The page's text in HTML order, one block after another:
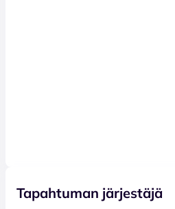
Tapahtuman järjestäjä